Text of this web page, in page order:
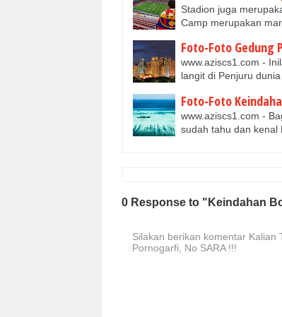
Stadion juga
Camp merupakan
Foto-Foto Gedung
www.aziscs1.com -
langit di Penjuru
Foto-Foto
www.aziscs1.com -
sudah tahu dan kenal
0 Response to "Keindahan
Silakan berikan komentar Kalian
Pornogarfi, No SARA !!!